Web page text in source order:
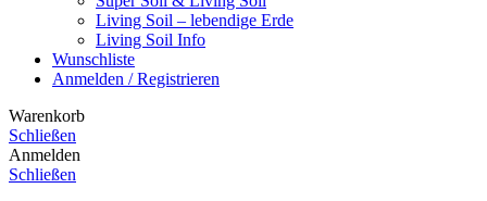
Living Soil – lebendige Erde
Living Soil Info
Wunschliste
Anmelden / Registrieren
Warenkorb
Schließen
Anmelden
Schließen